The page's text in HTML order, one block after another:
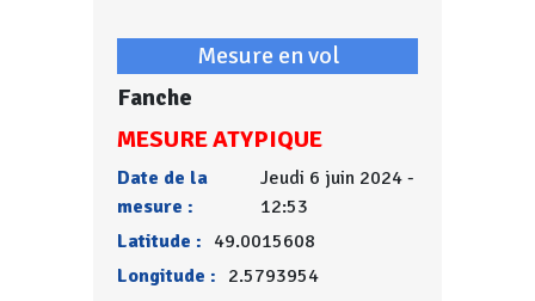
Mesure en vol
Fanche
MESURE ATYPIQUE
Date de la
mesure :
Jeudi 6 juin 2024 -
12:53
Latitude : 49.0015608
Longitude : 2.5793954